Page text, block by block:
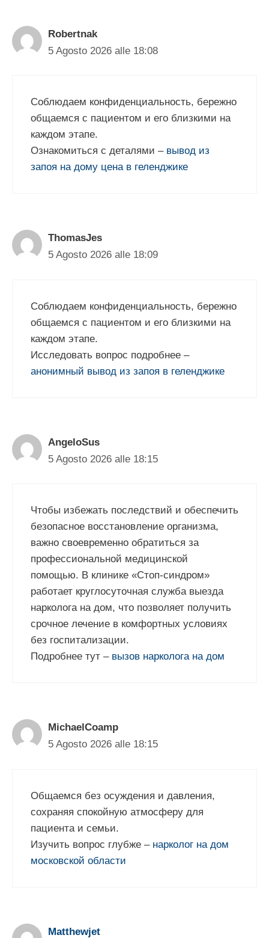
Robertnak
5 Agosto 2026 alle 18:08
Соблюдаем конфиденциальность, бережно
общаемся с пациентом и его близкими на
каждом этапе.
Ознакомиться с деталями – вывод из
запоя на дому цена в геленджике
ThomasJes
5 Agosto 2026 alle 18:09
Соблюдаем конфиденциальность, бережно
общаемся с пациентом и его близкими на
каждом этапе.
Исследовать вопрос подробнее –
анонимный вывод из запоя в геленджике
AngeloSus
5 Agosto 2026 alle 18:15
Чтобы избежать последствий и обеспечить
безопасное восстановление организма,
важно своевременно обратиться за
профессиональной медицинской
помощью. В клинике «Стоп-синдром»
работает круглосуточная служба выезда
нарколога на дом, что позволяет получить
срочное лечение в комфортных условиях
без госпитализации.
Подробнее тут – вызов нарколога на дом
MichaelCoamp
5 Agosto 2026 alle 18:15
Общаемся без осуждения и давления,
сохраняя спокойную атмосферу для
пациента и семьи.
Изучить вопрос глубже – нарколог на дом
московской области
Matthewjet